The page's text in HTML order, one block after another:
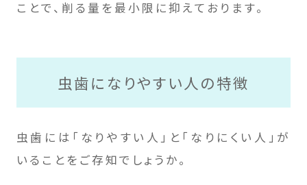
ことで、削る量を最小限に抑えております。
虫歯になりやすい人の特徴
虫歯には「なりやすい人」と「なりにくい人」が
いることをご存知でしょうか。